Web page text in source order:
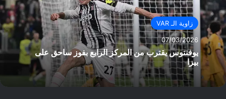
زاوية الـ VAR
07/03/2026
يوفنتوس يقترب من المركز الرابع بفوز ساحق على
بيزا